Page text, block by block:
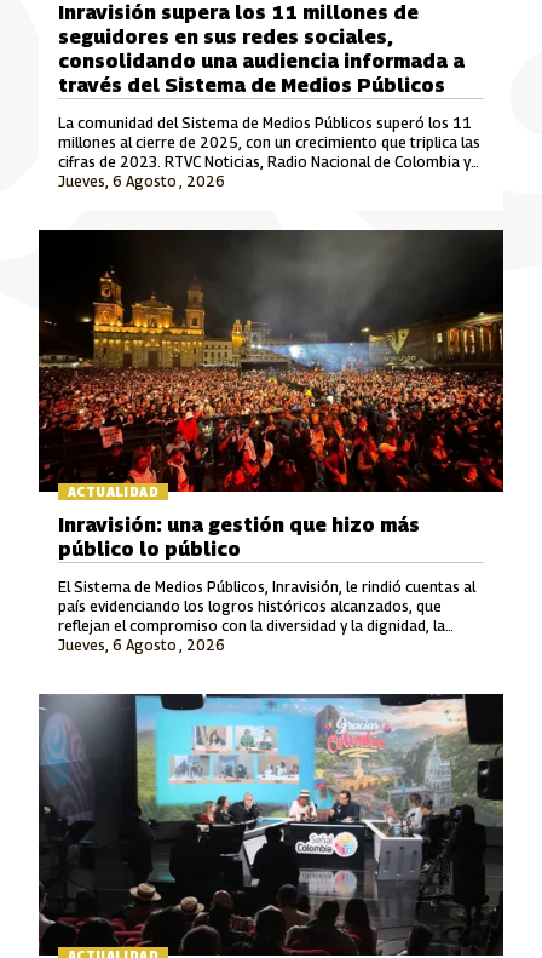
Jueves, 6 Agosto , 2026
Inravisión supera los 11 millones de
seguidores en sus redes sociales,
consolidando una audiencia informada a
través del Sistema de Medios Públicos
La comunidad del Sistema de Medios Públicos superó los 11
millones al cierre de 2025, con un crecimiento que triplica las
cifras de 2023. RTVC Noticias, Radio Nacional de Colombia y
Señal Colombia son las marcas que lideran este crecimiento.
ACTUALIDAD
Jueves, 6 Agosto , 2026
Inravisión: una gestión que hizo más
público lo público
El Sistema de Medios Públicos, Inravisión, le rindió cuentas al
país evidenciando los logros históricos alcanzados, que
reflejan el compromiso con la diversidad y la dignidad, la
rigurosidad periodística, el fomento a la cultura y el cuidado
ACTUALIDAD